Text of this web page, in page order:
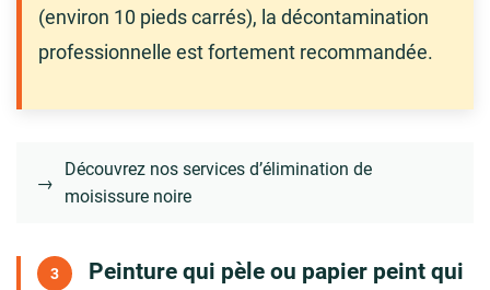
(environ 10 pieds carrés), la décontamination
professionnelle est fortement recommandée.
→
Découvrez nos services d’élimination de
moisissure noire
3
Peinture qui pèle ou papier peint qui